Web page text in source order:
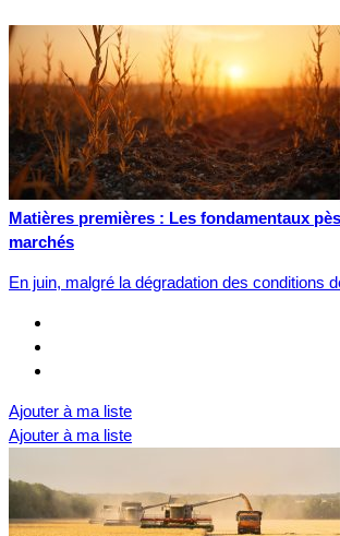
Matières premières : Les fondamentaux
marchés
En juin, malgré la dégradation des conditions
Ajouter à ma liste
Ajouter à ma liste